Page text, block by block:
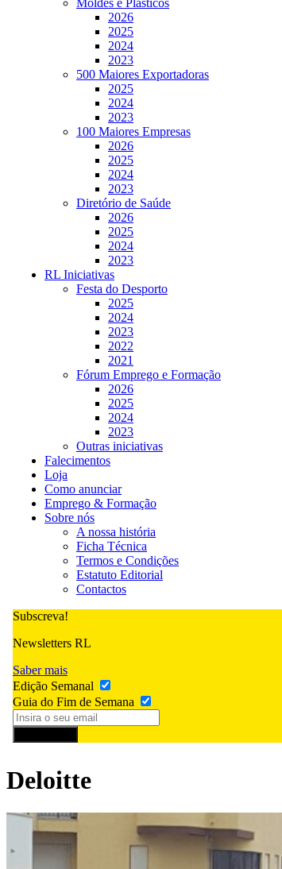
2026
2025
2024
2023
500 Maiores Exportadoras
2025
2024
2023
100 Maiores Empresas
2026
2025
2024
2023
Diretório de Saúde
2026
2025
2024
2023
RL Iniciativas
Festa do Desporto
2025
2024
2023
2022
2021
Fórum Emprego e Formação
2026
2025
2024
2023
Outras iniciativas
Falecimentos
Loja
Como anunciar
Emprego & Formação
Sobre nós
A nossa história
Ficha Técnica
Termos e Condições
Estatuto Editorial
Contactos
Subscreva!
Newsletters RL
Saber mais
Edição Semanal
Guia do Fim de Semana
Deloitte